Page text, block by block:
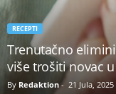
RECEPTI
Trenutačno
više trošiti novac
By Redaktion- 21 Jula, 2025